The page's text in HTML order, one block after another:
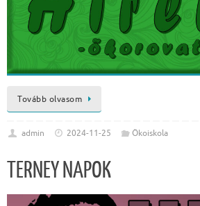
Tovább olvasom
admin 2024-11-25 Ökoiskola
TERNEY NAPOK